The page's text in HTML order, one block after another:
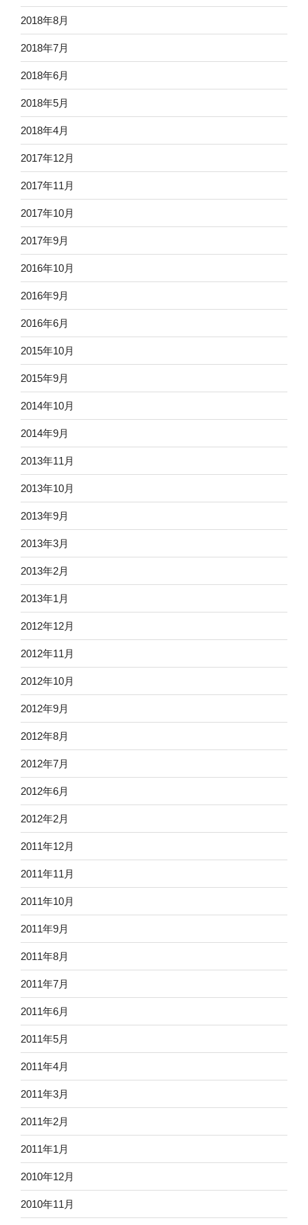
2018年8月
2018年7月
2018年6月
2018年5月
2018年4月
2017年12月
2017年11月
2017年10月
2017年9月
2016年10月
2016年9月
2016年6月
2015年10月
2015年9月
2014年10月
2014年9月
2013年11月
2013年10月
2013年9月
2013年3月
2013年2月
2013年1月
2012年12月
2012年11月
2012年10月
2012年9月
2012年8月
2012年7月
2012年6月
2012年2月
2011年12月
2011年11月
2011年10月
2011年9月
2011年8月
2011年7月
2011年6月
2011年5月
2011年4月
2011年3月
2011年2月
2011年1月
2010年12月
2010年11月